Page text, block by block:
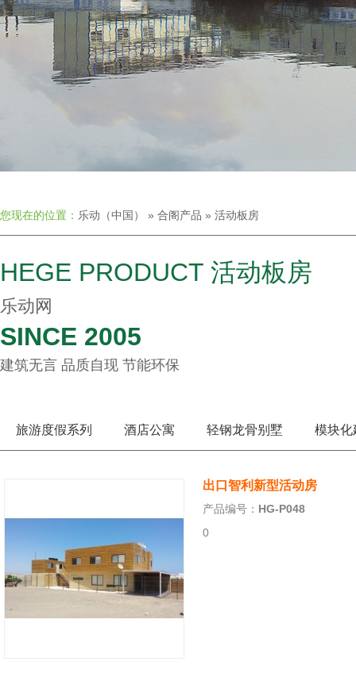
您现在的位置： 乐动（中国） » 合阁产品 » 活动板房
HEGE PRODUCT 活动板房
乐动网
SINCE 2005
建筑无言 品质自现 节能环保
旅游度假系列 酒店公寓 轻钢龙骨别墅 模块化
出口智利新型活动房
产品编号： HG-P048
0